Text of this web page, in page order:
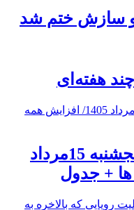
هفته‌ای
قیمت طلا و سکه امروز پنجشنبه 15مرداد